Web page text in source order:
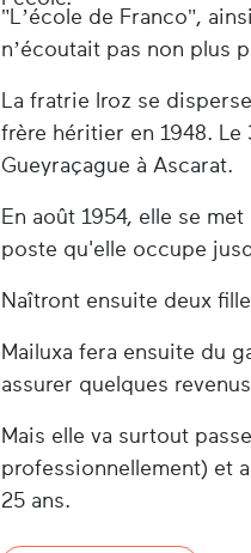
"L’école de Franco",
n’écoutait pas non plus
La fratrie Iroz se
frère héritier en 1948. Le
Gueyraçague à Ascarat.
En août 1954, elle se
poste qu'elle occupe
Naîtront ensuite deux
Mailuxa fera ensuite du
assurer quelques
Mais elle va surtout
professionnellement) et
25 ans.